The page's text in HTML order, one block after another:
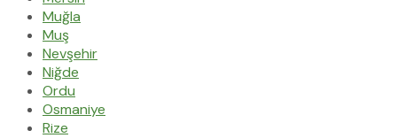
Muğla
Muş
Nevşehir
Niğde
Ordu
Osmaniye
Rize